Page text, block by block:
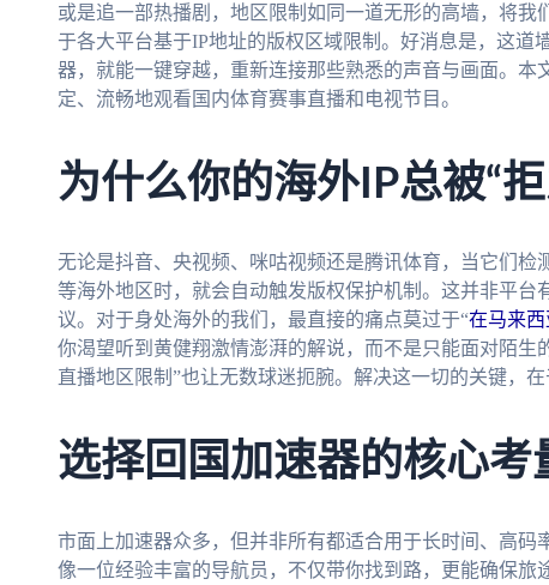
或是追一部热播剧，地区限制如同一道无形的高墙，将
于各大平台基于IP地址的版权区域限制。好消息是，这道
器，就能一键穿越，重新连接那些熟悉的声音与画面。本
定、流畅地观看国内体育赛事直播和电视节目。
为什么你的海外IP总被“拒
无论是抖音、央视频、咪咕视频还是腾讯体育，当它们检
等海外地区时，就会自动触发版权保护机制。这并非平台
议。对于身处海外的我们，最直接的痛点莫过于“在马来
你渴望听到黄健翔激情澎湃的解说，而不是只能面对陌生
直播地区限制”也让无数球迷扼腕。解决这一切的关键，
选择回国加速器的核心考
市面上加速器众多，但并非所有都适合用于长时间、高码
像一位经验丰富的导航员，不仅带你找到路，更能确保旅